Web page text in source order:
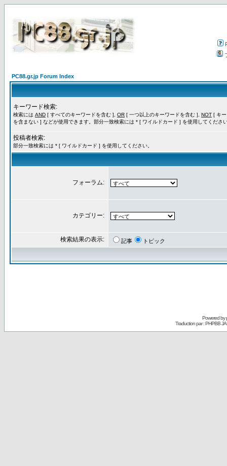
PC88.gr.jp Forum Index
キーワード検索:
検索には AND [ すべてのキーワードを含む ], OR [ 一つ以上のキーワードを含む ], NOT [ キ
を含まない ] などが使用できます。部分一致検索には * [ ワイルドカード ] を使用してくださ
投稿者検索:
部分一致検索には * [ ワイルドカード ] を使用してください。
フォーラム:
カテゴリー:
検索結果の表示: 記事 トピック
Powered by
Traduction par : PHPBB